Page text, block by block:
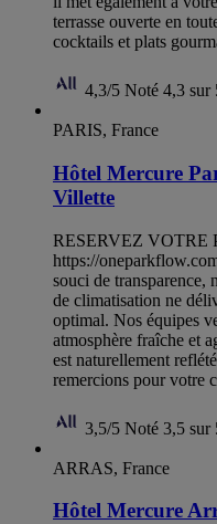
terrasse ouverte en
cocktails et plats
4,3/5 Noté 4,3 sur
PARIS, France
Hôtel Mercure
Villette
RESERVEZ VOTRE
https://
souci de transparence,
de climatisation ne
optimal. Nos équipes
atmosphère fraîche et
est naturellement
remercions pour votre
3,5/5 Noté 3,5 sur
ARRAS, France
Hôtel Mercure